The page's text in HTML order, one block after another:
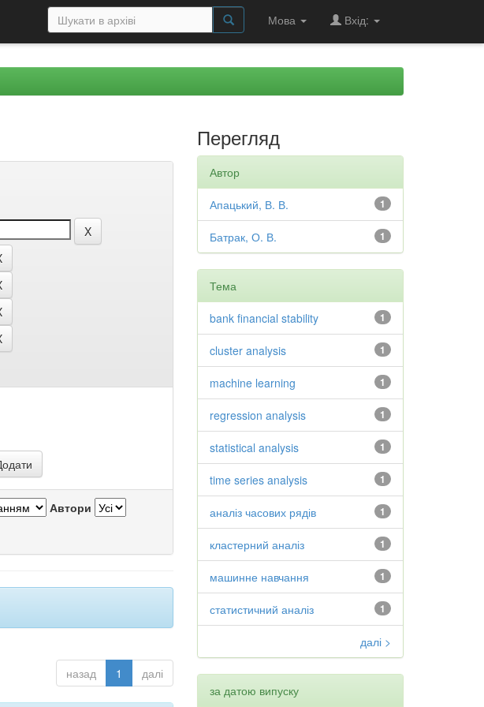
Мова Вхід:
Автори
назад 1 далі
Перегляд
Автор
1
Апацький, В. В.
1
Батрак, О. В.
Тема
1
bank financial stability
1
cluster analysis
1
machine learning
1
regression analysis
1
statistical analysis
1
time series analysis
1
аналіз часових рядів
1
кластерний аналіз
1
машинне навчання
1
статистичний аналіз
далі >
за датою випуску